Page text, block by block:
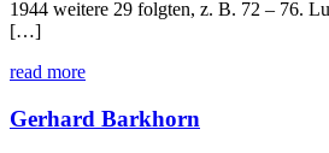
1944 weitere 29 folgten, z. B. 72 – 76.
[…]
read more
Gerhard Barkhorn